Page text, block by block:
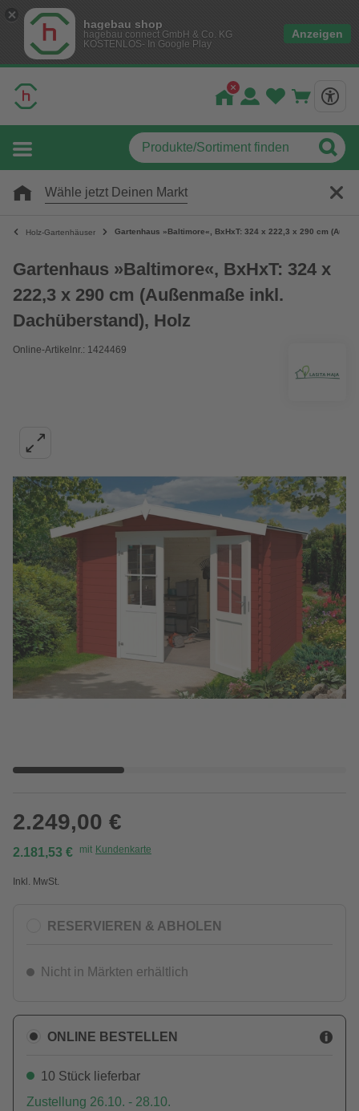
hagebau shop
hagebau connect GmbH & Co. KG
KOSTENLOS- In Google Play
Anzeigen
Wähle jetzt Deinen Markt
Holz-Gartenhäuser Gartenhaus »Baltimore«, BxHxT: 324 x 222,3 x 290 cm
Gartenhaus »Baltimore«, BxHxT: 324 x
222,3 x 290 cm (Außenmaße inkl.
Dachüberstand), Holz
Online-Artikelnr.: 1424469
2.249,00 €
2.181,53 € mit Kundenkarte
Inkl. MwSt.
RESERVIEREN & ABHOLEN
Nicht in Märkten erhältlich
ONLINE BESTELLEN
10 Stück lieferbar
Zustellung 26.10. - 28.10.